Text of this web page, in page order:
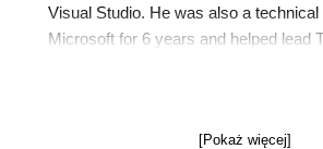
Visual Studio. He was also a technical
Microsoft for 6 years and helped lead
He is the co-author of five books,
[Pokaż więcej]